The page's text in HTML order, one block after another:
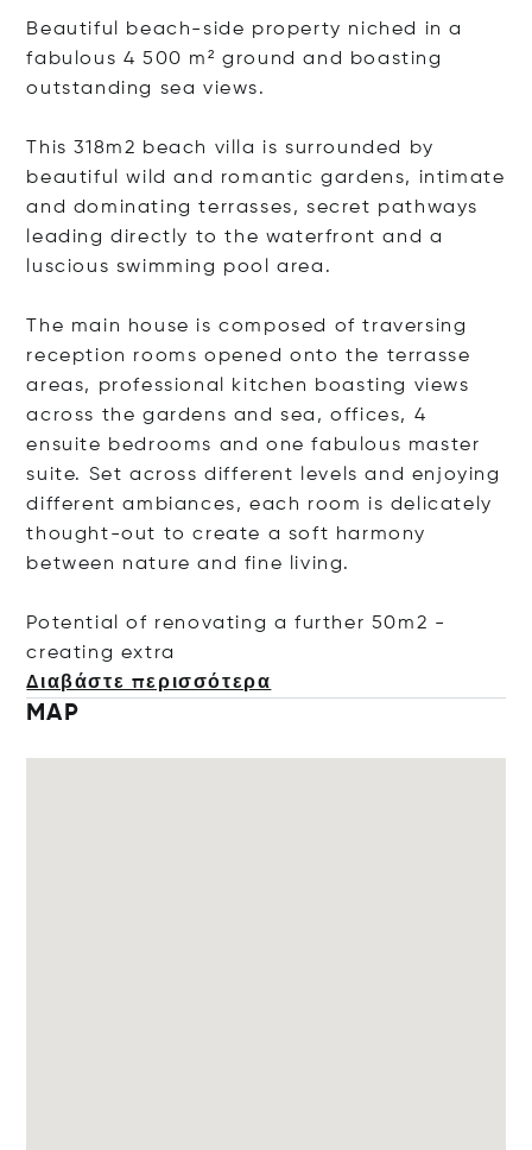
Beautiful beach-side property niched in a
fabulous 4 500 m² ground and boasting
outstanding sea views.
This 318m2 beach villa is surrounded by
beautiful wild and romantic gardens, intimate
and dominating terrasses, secret pathways
leading directly to the waterfront and a
luscious swimming pool area.
The main house is composed of traversing
reception rooms opened onto the terrasse
areas, professional kitchen boasting views
across the gardens and sea, offices, 4
ensuite bedrooms and one fabulous master
suite. Set across different levels and enjoying
different ambiances, each room is delicately
thought-out to create a soft harmony
between nature and fine living.
Potential of renovating a further 50m2 -
creating extra
Διαβάστε περισσότερα
MAP